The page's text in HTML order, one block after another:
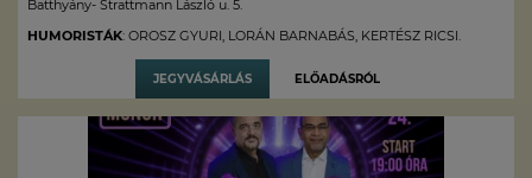
Batthyány- Strattmann László u. 5.
HUMORISTÁK: OROSZ GYURI, LORÁN BARNABÁS, KERTÉSZ RICSI.
JEGYVÁSÁRLÁS ELŐADÁSRÓL